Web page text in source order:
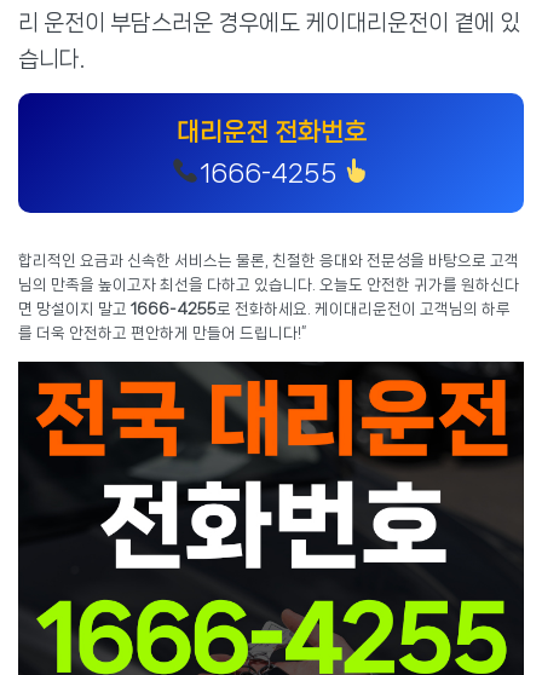
리 운전이 부담스러운 경우에도 케이대리운전이 곁에 있
습니다.
대리운전 전화번호
1666-4255
합리적인 요금과 신속한 서비스는 물론, 친절한 응대와 전문성을 바탕으로 고객
님의 만족을 높이고자 최선을 다하고 있습니다. 오늘도 안전한 귀가를 원하신다
면 망설이지 말고 1666-4255로 전화하세요. 케이대리운전이 고객님의 하루
를 더욱 안전하고 편안하게 만들어 드립니다!”